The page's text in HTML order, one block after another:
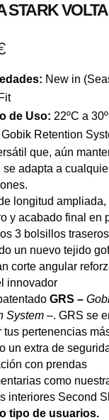
STARK
New in
de Uso: 22ºC a
Gobik Retention
que, aún
se adapta a
longitud
y acabado final en
3 bolsillos
un nuevo tejido
corte angular
innovador
GRS –
System –. GRS se
tus pertenencias
un extra de
con prendas
como
interiores Second
tipo de usuarios.